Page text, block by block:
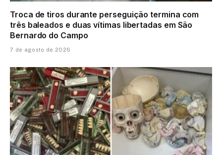
Troca de tiros durante perseguição termina com
três baleados e duas vítimas libertadas em São
Bernardo do Campo
7 de agosto de 2026